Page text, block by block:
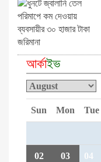
আর্কাইভ
Sun Mon Tue
02 03 04